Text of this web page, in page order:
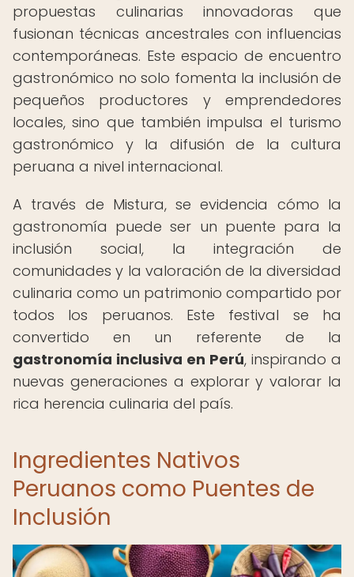
propuestas culinarias innovadoras que
fusionan técnicas ancestrales con influencias
contemporáneas. Este espacio de encuentro
gastronómico no solo fomenta la inclusión de
pequeños productores y emprendedores
locales, sino que también impulsa el turismo
gastronómico y la difusión de la cultura
peruana a nivel internacional.
A través de Mistura, se evidencia cómo la
gastronomía puede ser un puente para la
inclusión social, la integración de
comunidades y la valoración de la diversidad
culinaria como un patrimonio compartido por
todos los peruanos. Este festival se ha
convertido en un referente de la
gastronomía inclusiva en Perú, inspirando a
nuevas generaciones a explorar y valorar la
rica herencia culinaria del país.
Ingredientes Nativos
Peruanos como Puentes de
Inclusión